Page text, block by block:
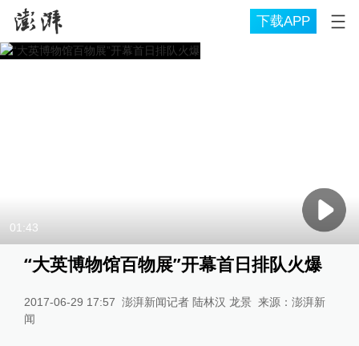
下载APP
01:43
“大英博物馆百物展”开幕首日排队火爆
2017-06-29 17:57 澎湃新闻记者 陆林汉 龙景 来源： 澎湃新
闻